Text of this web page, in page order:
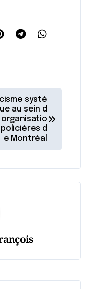
systé
au sein d
organisatio
policières d
e Montréal